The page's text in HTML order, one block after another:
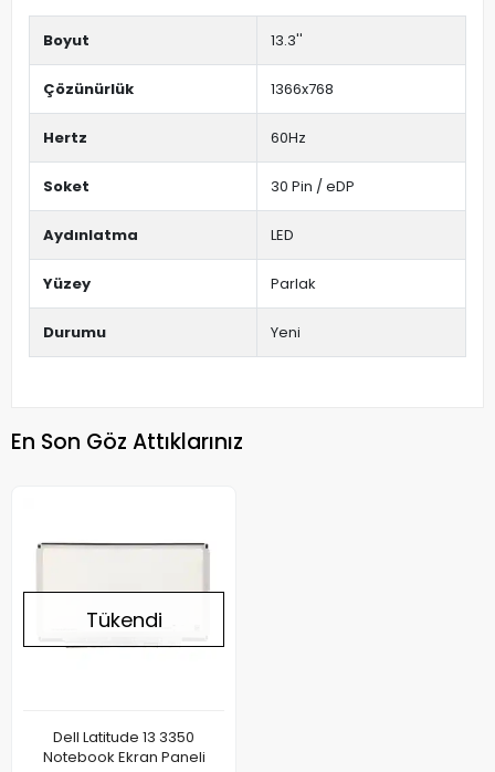
Boyut 13.3''
Çözünürlük 1366x768
Hertz 60Hz
Soket 30 Pin / eDP
Aydınlatma LED
Yüzey Parlak
Durumu Yeni
En Son Göz Attıklarınız
Tükendi
Dell Latitude 13 3350
Notebook Ekran Paneli